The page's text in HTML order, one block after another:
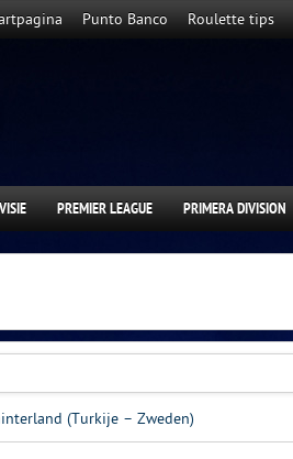
Punto Banco Roulette tips
PREMIER LEAGUE PRIMERA DIVISION
(Turkije – Zweden)